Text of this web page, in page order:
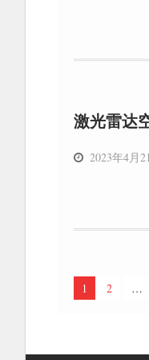
激光雷达
2023年4月
文
分
1 2 …